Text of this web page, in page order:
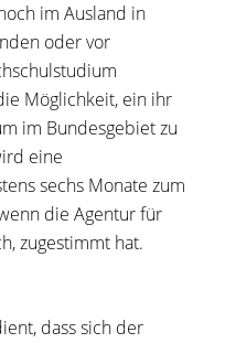
im Ausland in
oder vor
Möglichkeit, ein ihr
im Bundesgebiet zu
eine
sechs Monate zum
die Agentur für
zugestimmt hat.
dass sich der